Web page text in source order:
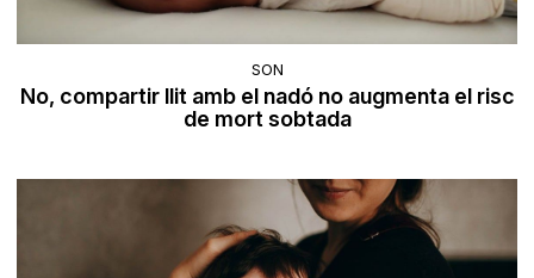
SON
No, compartir llit amb el nadó no augmenta el risc
de mort sobtada